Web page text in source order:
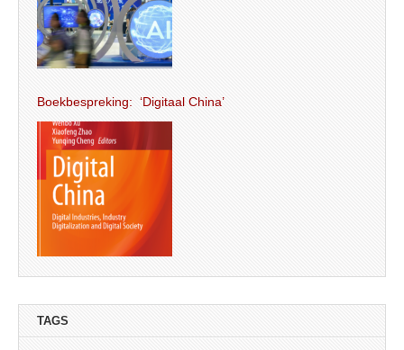
Boekbespreking: ‘Digitaal China’
TAGS